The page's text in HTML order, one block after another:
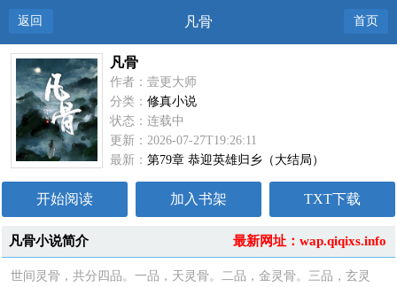
返回 凡骨 首页
凡骨
作者：壹更大师
分类：修真小说
状态：连载中
更新：2026-07-27T19:26:11
最新：第79章 恭迎英雄归乡（大结局）
开始阅读 加入书架 TXT下载
最新网址：wap.qiqixs.info
凡骨小说简介
世间灵骨，共分四品。一品，天灵骨。二品，金灵骨。三品，玄灵